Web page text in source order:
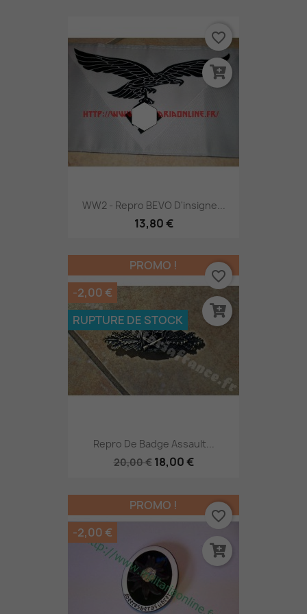
WW2 - Repro BEVO D'insigne...
13,80 €
favorite_border
Repro De Badge Assault...
20,00 € 18,00 €
PROMO !
-2,00 €
RUPTURE DE STOCK
favorite_border
PROMO !
-2,00 €
favorite_border